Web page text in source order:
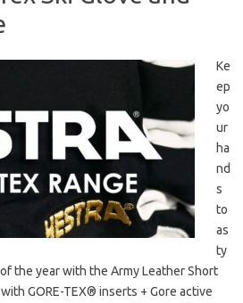
Ke
ep
yo
ur
ha
nd
s
to
as
ty
the year with the Army Leather Short
GORE-TEX® inserts + Gore active